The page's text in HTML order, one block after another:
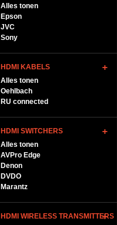
Alles tonen
Epson
JVC
Sony
HDMI KABELS
Alles tonen
Oehlbach
RU connected
HDMI SWITCHERS
Alles tonen
AVPro Edge
Denon
DVDO
Marantz
HDMI WIRELESS TRANSMITTERS